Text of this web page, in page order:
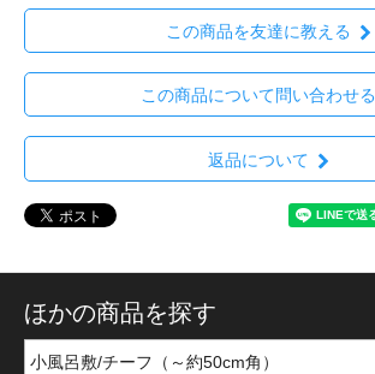
この商品を友達に教える
この商品について問い合わせる
返品について
ほかの商品を探す